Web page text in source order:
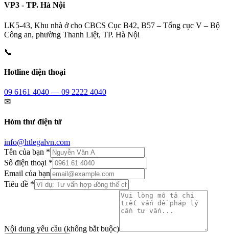
VP3 - TP. Hà Nội
LK5-43, Khu nhà ở cho CBCS Cục B42, B57 – Tổng cục V – Bộ
Công an, phường Thanh Liệt, TP. Hà Nội
📞
Hotline điện thoại
09 6161 4040 — 09 2222 4040
✉
Hòm thư điện tử
info@htlegalvn.com
Tên của bạn *
Số điện thoại *
Email của bạn
Tiêu đề *
Nội dung yêu cầu (không bắt buộc)